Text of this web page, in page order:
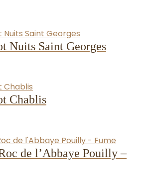
Nuits Saint Georges
Chablis
de l’Abbaye Pouilly –